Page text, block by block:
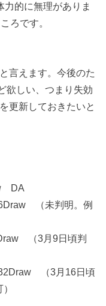
的に無理がありま
ろです。
言えます。今後のた
欲しい、つまり失効
更新しておきたいと
DA
（未判明。例
（3月9日頃判
（3月16日頃